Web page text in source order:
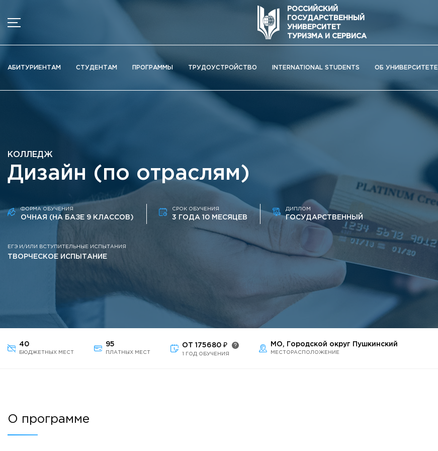
РОССИЙСКИЙ
ГОСУДАРСТВЕННЫЙ
УНИВЕРСИТЕТ
ТУРИЗМА И СЕРВИСА
АБИТУРИЕНТАМ СТУДЕНТАМ ПРОГРАММЫ ТРУДОУСТРОЙСТВО INTERNATIONAL STUDENTS ОБ УНИВЕРСИТЕТЕ
Объявления
Документы
Высшие школы / Институты / Департаменты
Дополнительное образование
Вакантные места для приема (перевода)
Электронная информационно-образовательная среда (ЭИОС) университета
Жилищно-коммунальное хозяйство
Олимпиады
Политика доступа, авторских прав и лицензирования
Сервис «Поступление в вуз онлайн»
XXX-я Международная научно-практическая конференция «Наука – Сервису»
КОЛЛЕДЖ
Дизайн (по отраслям)
ФОРМА ОБУЧЕНИЯ
ОЧНАЯ (НА БАЗЕ 9 КЛАССОВ)
СРОК ОБУЧЕНИЯ
3 ГОДА 10 МЕСЯЦЕВ
ДИПЛОМ
ГОСУДАРСТВЕННЫЙ
ЕГЭ И/ИЛИ ВСТУПИТЕЛЬНЫЕ ИСПЫТАНИЯ
ТВОРЧЕСКОЕ ИСПЫТАНИЕ
40
БЮДЖЕТНЫХ МЕСТ
95
ПЛАТНЫХ МЕСТ
ОТ 175680 ₽
1 ГОД ОБУЧЕНИЯ
МО, Городской округ Пушкинский
МЕСТОРАСПОЛОЖЕНИЕ
О программе